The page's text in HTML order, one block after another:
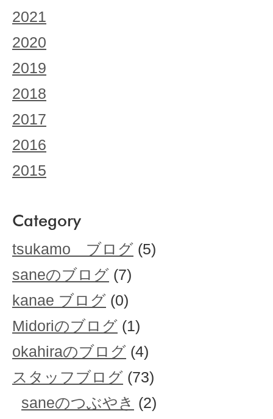
2021
2020
2019
2018
2017
2016
2015
Category
tsukamo ブログ (5)
saneのブログ (7)
kanae ブログ (0)
Midoriのブログ (1)
okahiraのブログ (4)
スタッフブログ (73)
saneのつぶやき (2)